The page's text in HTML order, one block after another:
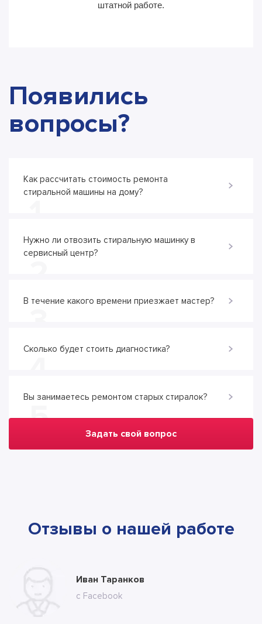
штатной работе.
Появились
вопросы?
Как рассчитать стоимость ремонта
стиральной машины на дому?
Нужно ли отвозить стиральную машинку в
сервисный центр?
В течение какого времени приезжает мастер?
Сколько будет стоить диагностика?
Вы занимаетесь ремонтом старых стиралок?
5 Задать свой вопрос
Отзывы о нашей работе
Юлия Долгополова
с сайта
Иван Таранков
с Facebook
Ксения Абрамова
с сайта
Алла
с сайта
Тимур
с сайта
Андрей
с ВК
Илья
с ВК
Антон
с сайта